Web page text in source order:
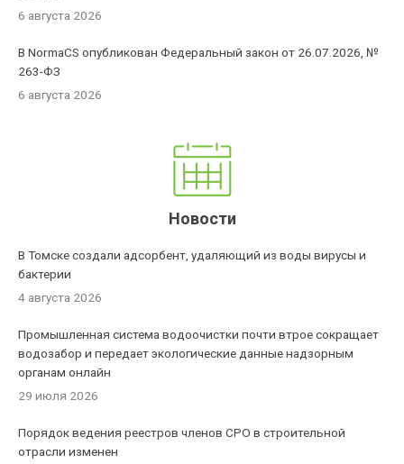
6 августа 2026
В NormaCS опубликован Федеральный закон от 26.07.2026, №
263-ФЗ
6 августа 2026
Новости
В Томске создали адсорбент, удаляющий из воды вирусы и
бактерии
4 августа 2026
Промышленная система водоочистки почти втрое сокращает
водозабор и передает экологические данные надзорным
органам онлайн
29 июля 2026
Порядок ведения реестров членов СРО в строительной
отрасли изменен